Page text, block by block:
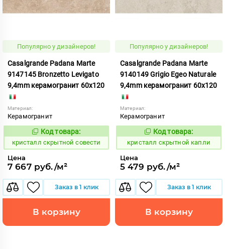
Популярно у дизайнеров!
Casalgrande Padana Marte
9147145 Bronzetto Levigato
9,4mm керамогранит 60x120
Материал:
Керамогранит
823773
Код товара:
кристалл скрытной совести
Цена
7 667 руб./м²
Заказ в 1 клик
В корзину
Популярно у дизайнеров!
Casalgrande Padana Marte
9140149 Grigio Egeo Naturale
9,4mm керамогранит 60x120
Материал:
Керамогранит
823787
Код товара:
кристалл скрытной капли
Цена
5 479 руб./м²
Заказ в 1 клик
В корзину